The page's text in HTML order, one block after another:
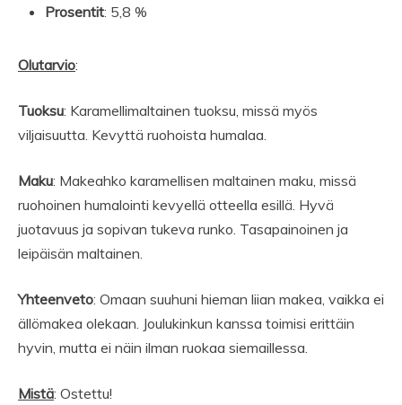
Prosentit: 5,8 %
Olutarvio:
Tuoksu: Karamellimaltainen tuoksu, missä myös
viljaisuutta. Kevyttä ruohoista humalaa.
Maku: Makeahko karamellisen maltainen maku, missä
ruohoinen humalointi kevyellä otteella esillä. Hyvä
juotavuus ja sopivan tukeva runko. Tasapainoinen ja
leipäisän maltainen.
Yhteenveto: Omaan suuhuni hieman liian makea, vaikka ei
ällömakea olekaan. Joulukinkun kanssa toimisi erittäin
hyvin, mutta ei näin ilman ruokaa siemaillessa.
Mistä: Ostettu!